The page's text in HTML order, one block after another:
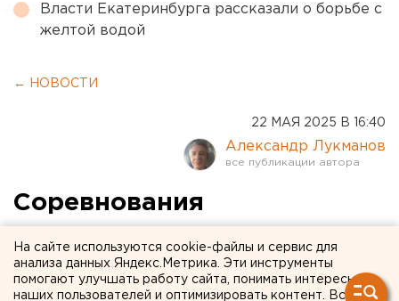
Власти Екатеринбурга рассказали о борьбе с
желтой водой
← НОВОСТИ
22 МАЯ 2025 В 16:40
Александр Лукманов
Соревнования
спецназовцев начались в
Екатеринбурге. Фото
На сайте используются cookie-файлы и сервис для
анализа данных Яндекс.Метрика. Эти инструменты
помогают улучшать работу сайта, понимать интересы
наших пользователей и оптимизировать контент. Вся